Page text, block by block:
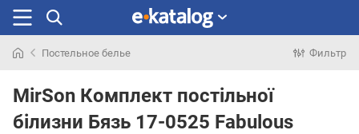
раньше
Постельное белье Фильтр
MirSon Комплект постільної
білизни Бязь 17-0525 Fabulous